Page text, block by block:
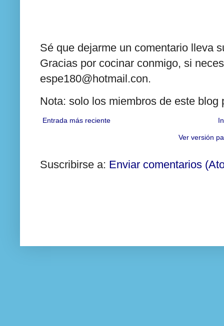
Sé que dejarme un comentario lleva
Gracias por cocinar conmigo, si
espe180@hotmail.con.
Nota: solo los miembros de este
Entrada más reciente
Ver versión
Suscribirse a: Enviar comentarios